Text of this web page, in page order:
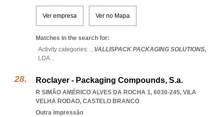
Ver empresa Ver no Mapa
Matches in the search for:
Activity categories: ...VALLISPACK PACKAGING SOLUTIONS,
LDA...
Roclayer - Packaging Compounds, S.a.
R SIMÃO AMÉRICO ALVES DA ROCHA 1, 6030-245, VILA
VELHA RODAO, CASTELO BRANCO
Outra impressão